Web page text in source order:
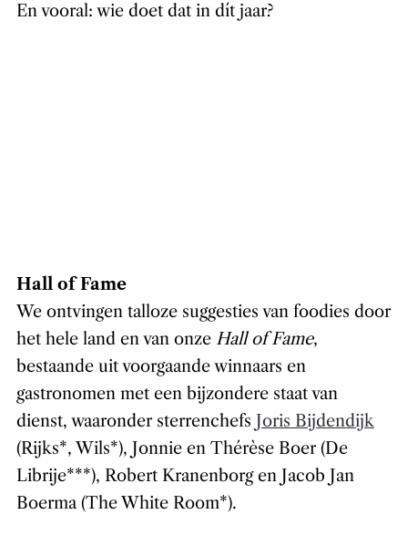
En vooral: wie doet dat in dít jaar?
Hall of Fame
We ontvingen talloze suggesties van foodies door
het hele land en van onze Hall of Fame,
bestaande uit voorgaande winnaars en
gastronomen met een bijzondere staat van
dienst, waaronder sterrenchefs Joris Bijdendijk
(Rijks*, Wils*), Jonnie en Thérèse Boer (De
Librije***), Robert Kranenborg en Jacob Jan
Boerma (The White Room*).